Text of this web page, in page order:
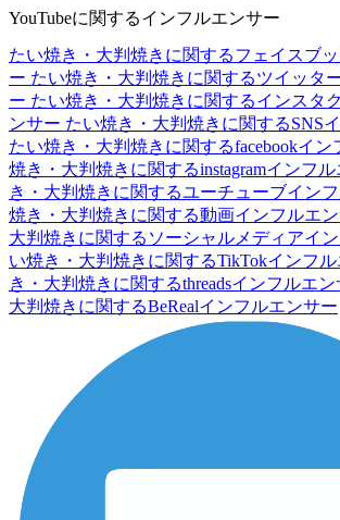
YouTubeに関するインフルエンサー
たい焼き・大判焼きに関するフェイスブ
ー たい焼き・大判焼きに関するツイッタ
ー たい焼き・大判焼きに関するインスタ
ンサー たい焼き・大判焼きに関するSNS
たい焼き・大判焼きに関するfacebookイン
焼き・大判焼きに関するinstagramインフ
き・大判焼きに関するユーチューブイン
焼き・大判焼きに関する動画インフルエ
大判焼きに関するソーシャルメディアイ
い焼き・大判焼きに関するTikTokインフ
き・大判焼きに関するthreadsインフルエン
大判焼きに関するBeRealインフルエンサー